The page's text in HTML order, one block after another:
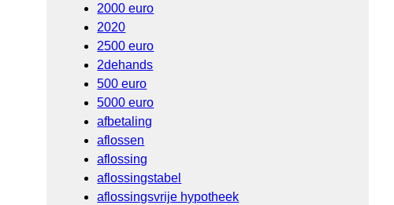
2000 euro
2020
2500 euro
2dehands
500 euro
5000 euro
afbetaling
aflossen
aflossing
aflossingstabel
aflossingsvrije hypotheek